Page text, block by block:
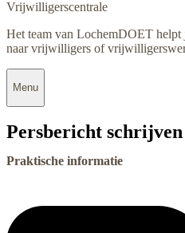
Vrijwilligerscentrale
Het team van LochemDOET helpt
naar vrijwilligers of
Menu
Persbericht schrijven
Praktische informatie